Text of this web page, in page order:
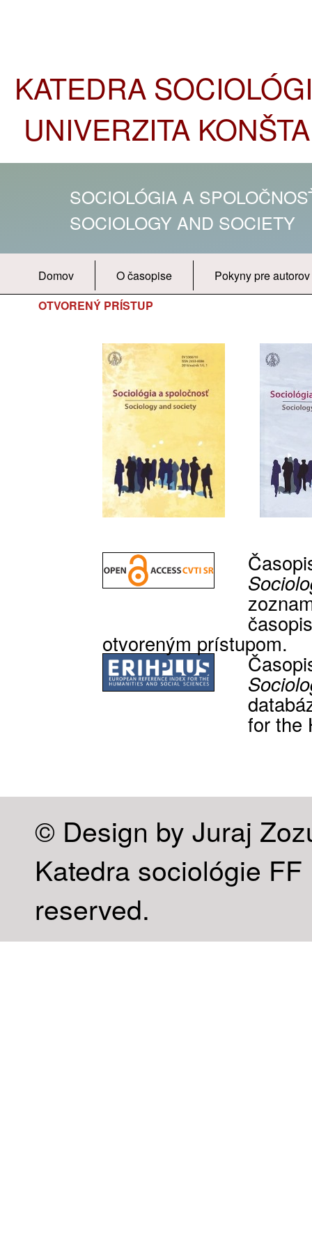
KATEDRA
UNIVERZITA
SOCIOLÓGIA A
SOCIOLOGY AND SOCIETY
Domov O časopise
Pokyny pre autorov
OTVORENÝ PRÍSTUP
otvoreným prístupom.
for the
© Design by Juraj
Katedra sociológie
reserved.